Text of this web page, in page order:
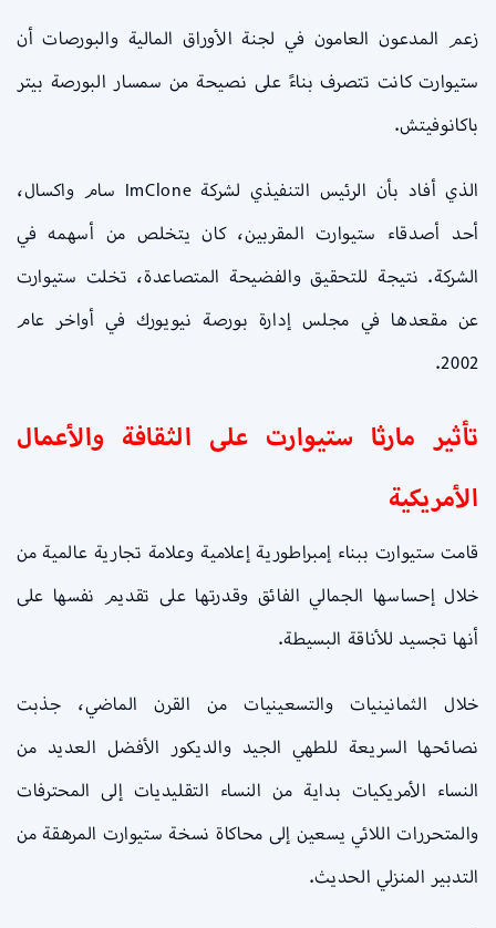
زعم المدعون العامون في لجنة الأوراق المالية والبورصات أن
ستيوارت كانت تتصرف بناءً على نصيحة من سمسار البورصة بيتر
باكانوفيتش.
الذي أفاد بأن الرئيس التنفيذي لشركة ImClone سام واكسال،
أحد أصدقاء ستيوارت المقربين، كان يتخلص من أسهمه في
الشركة. نتيجة للتحقيق والفضيحة المتصاعدة، تخلت ستيوارت
عن مقعدها في مجلس إدارة بورصة نيويورك في أواخر عام
2002.
تأثير مارثا ستيوارت على الثقافة والأعمال
الأمريكية
قامت ستيوارت ببناء إمبراطورية إعلامية وعلامة تجارية عالمية من
خلال إحساسها الجمالي الفائق وقدرتها على تقديم نفسها على
أنها تجسيد للأناقة البسيطة.
خلال الثمانينيات والتسعينيات من القرن الماضي، جذبت
نصائحها السريعة للطهي الجيد والديكور الأفضل العديد من
النساء الأمريكيات بداية من النساء التقليديات إلى المحترفات
والمتحررات اللائي يسعين إلى محاكاة نسخة ستيوارت المرهقة من
التدبير المنزلي الحديث.